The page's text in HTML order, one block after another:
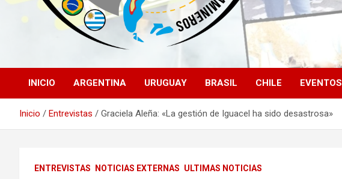
INICIO ARGENTINA URUGUAY BRASIL CHILE EVENTOS
Inicio Entrevistas Graciela Aleña: «La gestión de Iguacel ha sido desastrosa»
ENTREVISTAS NOTICIAS EXTERNAS ULTIMAS NOTICIAS